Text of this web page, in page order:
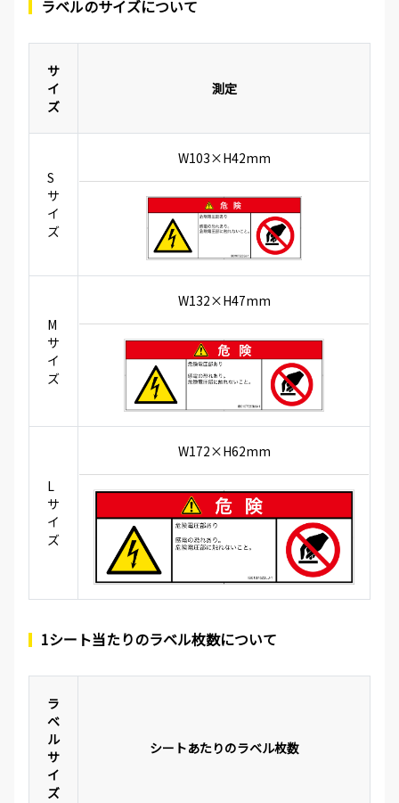
ラベルのサイズについて
サ
イ
ズ
測定
S
サ
イ
ズ
W103×H42mm
M
サ
イ
ズ
W132×H47mm
L
サ
イ
ズ
W172×H62mm
1シート当たりのラベル枚数について
ラ
ベ
ル
サ
イ
ズ
シートあたりのラベル枚数